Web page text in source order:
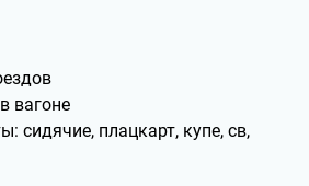
вагоне
сидячие, плацкарт, купе, св,